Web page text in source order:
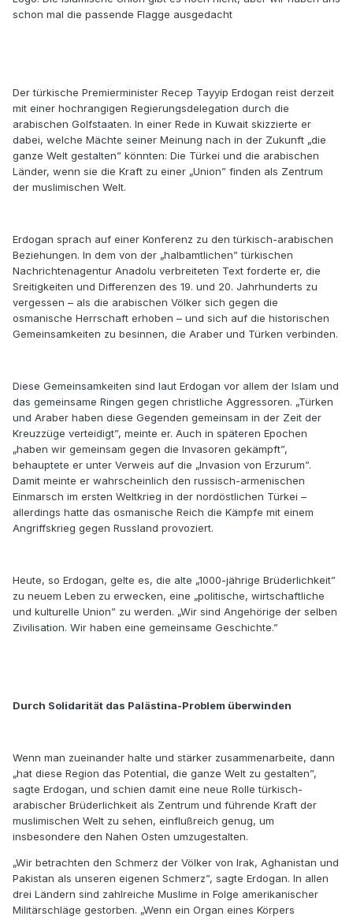
schon mal die passende Flagge ausgedacht
Der türkische Premierminister Recep Tayyip Erdogan reist derzeit
mit einer hochrangigen Regierungsdelegation durch die
arabischen Golfstaaten. In einer Rede in Kuwait skizzierte er
dabei, welche Mächte seiner Meinung nach in der Zukunft „die
ganze Welt gestalten” könnten: Die Türkei und die arabischen
Länder, wenn sie die Kraft zu einer „Union” finden als Zentrum
der muslimischen Welt.
Erdogan sprach auf einer Konferenz zu den türkisch-arabischen
Beziehungen. In dem von der „halbamtlichen” türkischen
Nachrichtenagentur Anadolu verbreiteten Text forderte er, die
Sreitigkeiten und Differenzen des 19. und 20. Jahrhunderts zu
vergessen – als die arabischen Völker sich gegen die
osmanische Herrschaft erhoben – und sich auf die historischen
Gemeinsamkeiten zu besinnen, die Araber und Türken verbinden.
Diese Gemeinsamkeiten sind laut Erdogan vor allem der Islam und
das gemeinsame Ringen gegen christliche Aggressoren. „Türken
und Araber haben diese Gegenden gemeinsam in der Zeit der
Kreuzzüge verteidigt”, meinte er. Auch in späteren Epochen
„haben wir gemeinsam gegen die Invasoren gekämpft”,
behauptete er unter Verweis auf die „Invasion von Erzurum”.
Damit meinte er wahrscheinlich den russisch-armenischen
Einmarsch im ersten Weltkrieg in der nordöstlichen Türkei –
allerdings hatte das osmanische Reich die Kämpfe mit einem
Angriffskrieg gegen Russland provoziert.
Heute, so Erdogan, gelte es, die alte „1000-jährige Brüderlichkeit”
zu neuem Leben zu erwecken, eine „politische, wirtschaftliche
und kulturelle Union” zu werden. „Wir sind Angehörige der selben
Zivilisation. Wir haben eine gemeinsame Geschichte.”
Durch Solidarität das Palästina-Problem überwinden
Wenn man zueinander halte und stärker zusammenarbeite, dann
„hat diese Region das Potential, die ganze Welt zu gestalten”,
sagte Erdogan, und schien damit eine neue Rolle türkisch-
arabischer Brüderlichkeit als Zentrum und führende Kraft der
muslimischen Welt zu sehen, einflußreich genug, um
insbesondere den Nahen Osten umzugestalten.
„Wir betrachten den Schmerz der Völker von Irak, Aghanistan und
Pakistan als unseren eigenen Schmerz”, sagte Erdogan. In allen
drei Ländern sind zahlreiche Muslime in Folge amerikanischer
Militärschläge gestorben. „Wenn ein Organ eines Körpers